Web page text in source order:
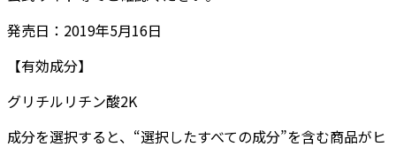
発売日： 2019年5月16日
【有効成分】
グリチルリチン酸2K
成分を選択すると、“選択したすべての成分”を含む商品がヒ